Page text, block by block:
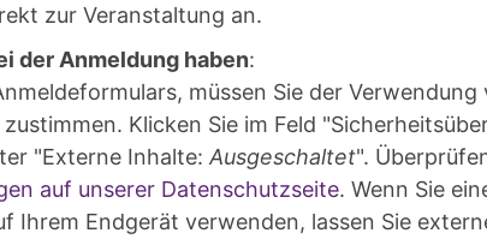
zur Veranstaltung an.
der Anmeldung haben:
müssen Sie der Verwendung
Klicken Sie im Feld
"Externe Inhalte: Ausgeschaltet".
auf unserer Datenschutzseite. Wenn Sie
Ihrem Endgerät verwenden, lassen Sie